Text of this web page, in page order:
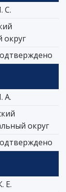
С.
округ
А.
округ
Е.